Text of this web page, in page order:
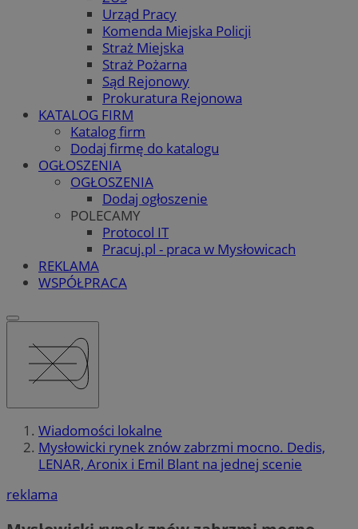
Urząd Pracy
Komenda Miejska Policji
Straż Miejska
Straż Pożarna
Sąd Rejonowy
Prokuratura Rejonowa
KATALOG FIRM
Katalog firm
Dodaj firmę do katalogu
OGŁOSZENIA
OGŁOSZENIA
Dodaj ogłoszenie
POLECAMY
Protocol IT
Pracuj.pl - praca w Mysłowicach
REKLAMA
WSPÓŁPRACA
Wiadomości lokalne
Mysłowicki rynek znów zabrzmi mocno. Dedis,
LENAR, Aronix i Emil Blant na jednej scenie
reklama